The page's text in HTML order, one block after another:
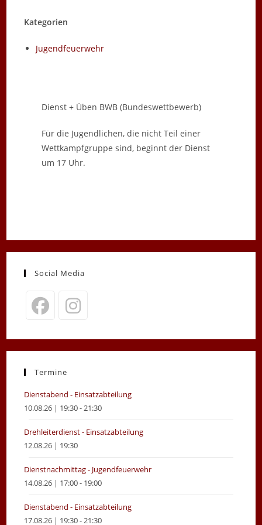
Kategorien
Jugendfeuerwehr
Dienst + Üben BWB (Bundeswettbewerb)
Für die Jugendlichen, die nicht Teil einer
Wettkampfgruppe sind, beginnt der Dienst
um 17 Uhr.
Social Media
in
new
in
new
Termine
Dienstabend - Einsatzabteilung
10.08.26 | 19:30 - 21:30
Drehleiterdienst - Einsatzabteilung
12.08.26 | 19:30
Dienstnachmittag - Jugendfeuerwehr
14.08.26 | 17:00 - 19:00
Dienstabend - Einsatzabteilung
17.08.26 | 19:30 - 21:30